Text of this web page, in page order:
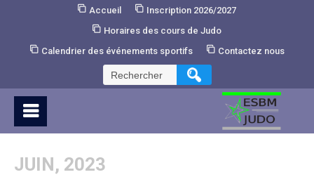
Accueil
Inscription 2026/2027
Horaires des cours de Judo
Calendrier des événements sportifs
Contactez nous
Rechercher :
JUIN, 2023